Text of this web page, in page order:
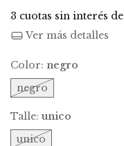
3 cuotas sin interés de
Ver más detalles
Color: negro
negro
Talle: unico
unico